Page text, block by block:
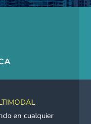
en cualquier